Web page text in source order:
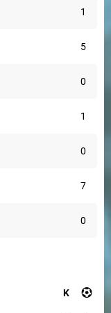
1
5
0
1
0
7
0
K